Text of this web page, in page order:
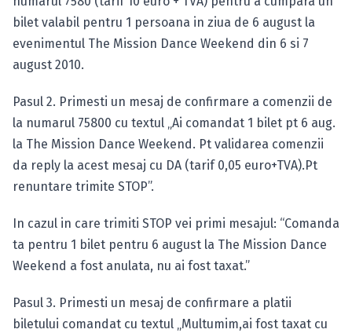
bilet valabil pentru 1 persoana in ziua de 6 august la
evenimentul The Mission Dance Weekend din 6 si 7
august 2010.
Pasul 2. Primesti un mesaj de confirmare a comenzii de
la numarul 75800 cu textul „Ai comandat 1 bilet pt 6 aug.
la The Mission Dance Weekend. Pt validarea comenzii
da reply la acest mesaj cu DA (tarif 0,05 euro+TVA).Pt
renuntare trimite STOP”.
In cazul in care trimiti STOP vei primi mesajul: “Comanda
ta pentru 1 bilet pentru 6 august la The Mission Dance
Weekend a fost anulata, nu ai fost taxat.”
Pasul 3. Primesti un mesaj de confirmare a platii
biletului comandat cu textul „Multumim,ai fost taxat cu